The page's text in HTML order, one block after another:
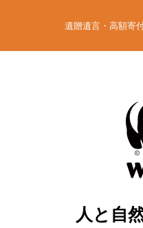
遺贈遺言・高額寄
人と自